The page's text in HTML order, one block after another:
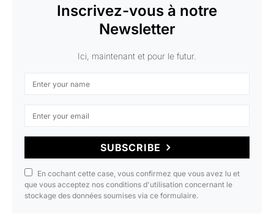
Inscrivez-vous à notre
Newsletter
Ici, maintenant et pour le futur.
SUBSCRIBE
En cochant cette case, vous confirmez que vous avez lu et
que vous acceptez nos conditions d'utilisation concernant le
stockage des données soumises via ce formulaire.